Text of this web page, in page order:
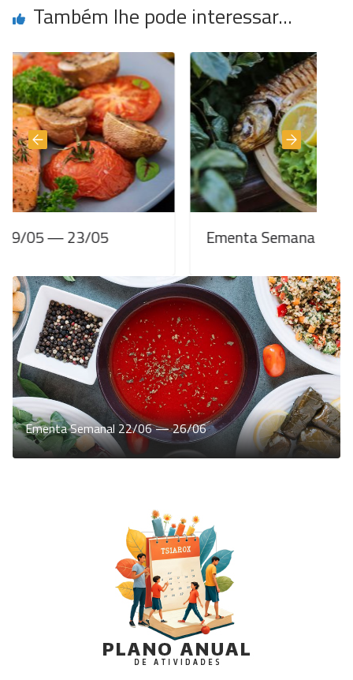
Também lhe pode interessar...
Ementa Semanal 12/05 — 16/05
Ementa Semanal 22/06 — 26/06